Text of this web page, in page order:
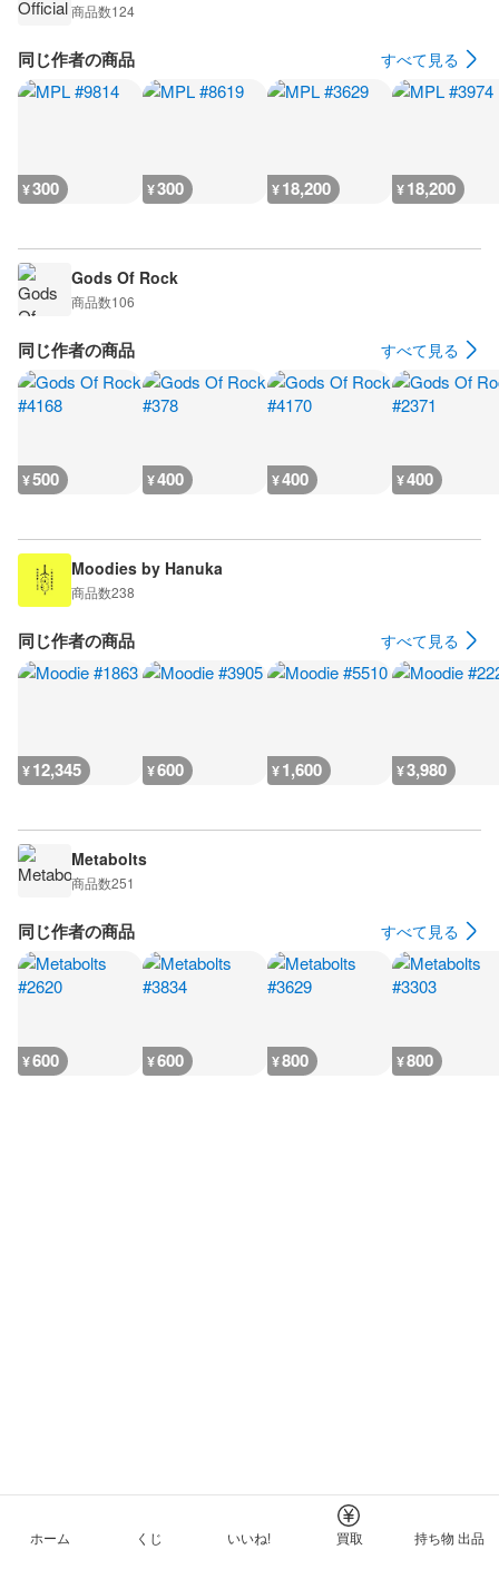
商品数124
同じ作者の商品 すべて見る
¥300 ¥300 ¥18,200 ¥18,200
Gods Of Rock
商品数106
同じ作者の商品 すべて見る
¥500 ¥400 ¥400 ¥400
Moodies by Hanuka
商品数238
同じ作者の商品 すべて見る
¥12,345 ¥600 ¥1,600 ¥3,980
Metabolts
商品数251
同じ作者の商品 すべて見る
¥600 ¥600 ¥800 ¥800
ホーム くじ いいね! 買取 持ち物 出品